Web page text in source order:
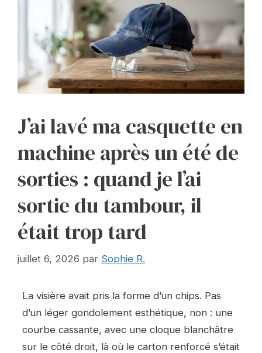
J’ai lavé ma casquette en
machine après un été de
sorties : quand je l’ai
sortie du tambour, il
était trop tard
juillet 6, 2026 par Sophie R.
La visière avait pris la forme d’un chips. Pas
d’un léger gondolement esthétique, non : une
courbe cassante, avec une cloque blanchâtre
sur le côté droit, là où le carton renforcé s’était